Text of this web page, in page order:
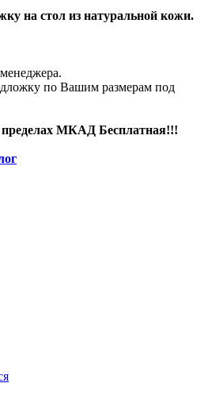
на стол из натуральной кожи.
по Вашим размерам под
пределах МКАД Бесплатная!!!